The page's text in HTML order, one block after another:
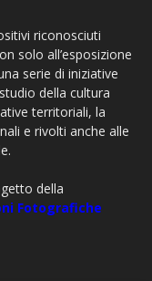
riconosciuti
solo all’esposizione
serie di iniziative
della cultura
territoriali, la
e rivolti anche alle
della
Fotografiche